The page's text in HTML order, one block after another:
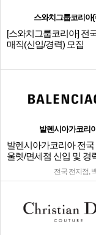
스와치그룹코리아(
[스와치그룹코리아] 전
매직(신입/경력) 모집
발렌시아가코리
발렌시아가코리아 전
울렛/면세점 신입 및 경
전국 전지점,